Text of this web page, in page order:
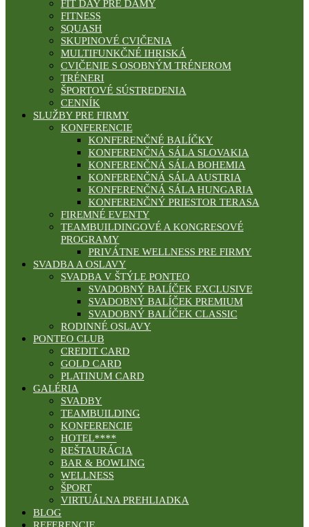
FIT DAY PRE DÁMY
FITNESS
SQUASH
SKUPINOVÉ CVIČENIA
MULTIFUNKČNÉ IHRISKÁ
CVIČENIE S OSOBNÝM TRÉNEROM
TRÉNERI
ŠPORTOVÉ SÚSTREDENIA
CENNÍK
SLUŽBY PRE FIRMY
KONFERENCIE
KONFERENČNÉ BALÍČKY
KONFERENČNÁ SÁLA SLOVAKIA
KONFERENČNÁ SÁLA BOHEMIA
KONFERENČNÁ SÁLA AUSTRIA
KONFERENČNÁ SÁLA HUNGARIA
KONFERENČNÝ PRIESTOR TERASA
FIREMNÉ EVENTY
TEAMBUILDINGOVÉ A KONGRESOVÉ
PROGRAMY
PRIVÁTNE WELLNESS PRE FIRMY
SVADBA A OSLAVY
SVADBA V ŠTÝLE PONTEO
SVADOBNÝ BALÍČEK EXCLUSIVE
SVADOBNÝ BALÍČEK PREMIUM
SVADOBNÝ BALÍČEK CLASSIC
RODINNÉ OSLAVY
PONTEO CLUB
CREDIT CARD
GOLD CARD
PLATINUM CARD
GALÉRIA
SVADBY
TEAMBUILDING
KONFERENCIE
HOTEL****
REŠTAURÁCIA
BAR & BOWLING
WELLNESS
ŠPORT
VIRTUÁLNA PREHLIADKA
BLOG